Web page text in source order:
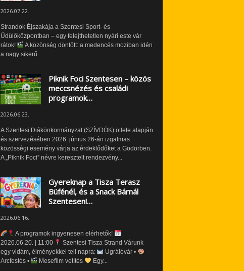
2026.07.22.
Strandok Éjszakája a Szentesi Sport- és
Üdülőközpontban – egy felejthetetlen nyári este vár
rátok!
A közönség döntött: a medencés moziban idén
a nagy sikerű...
Piknik Foci Szentesen – közös
meccsnézés és családi
programok…
2026.06.23.
A Szentesi Diákönkormányzat (SZÍVDÖK) ötlete alapján
és szervezésében 2026. június 26-án izgalmas
közösségi esemény várja az érdeklődőket a Gödörben.
A „Piknik Foci” névre keresztelt rendezvény...
Gyereknap a Tisza Terasz
Büfénél, és a Snack Bárnál
Szentesen!…
2026.06.16.
A programok ingyenesen elérhetők!
2026.06.20. | 11:00
Szentesi Tisza Strand Várunk
egy vidám, élményekkel teli napra:
Ugrálóvár •
Arcfestés •
Mesefilm vetítés Egy...